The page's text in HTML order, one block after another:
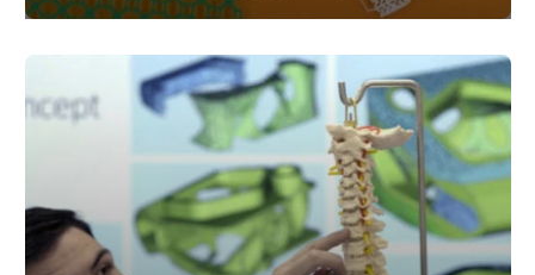
et pliables, dont la souplesse et la solidité pourraient être
ajustées pour imiter et soutenir des tissus plus mous tels que
les muscles et les tendons. Des travaux de…